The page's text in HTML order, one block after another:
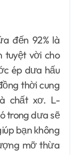
đến 92% là
tuyệt vời cho
ép dưa hấu
thời cung
chất xơ. L-
trong dưa sẽ
bạn không
mỡ thừa